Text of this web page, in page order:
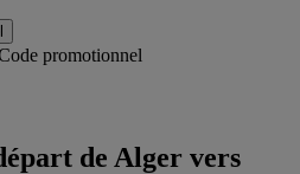
promotionnel
de Alger vers